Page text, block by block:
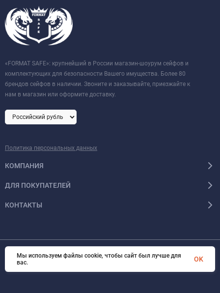
«FORMAT SAFE»: крупнейший в России магазин-шоурум сейфов и
комплектующих для безопасности Вашего имущества. Более 80
брендов сейфов в наличии. Звоните и заказывайте, приезжайте к
нам в магазин или оформите доставку.
Политика персональных данных
КОМПАНИЯ
ДЛЯ ПОКУПАТЕЛЕЙ
КОНТАКТЫ
© 2026 Format-safe.ru Все права защищены
Мы используем файлы cookie, чтобы сайт был лучше для
вас.
OK